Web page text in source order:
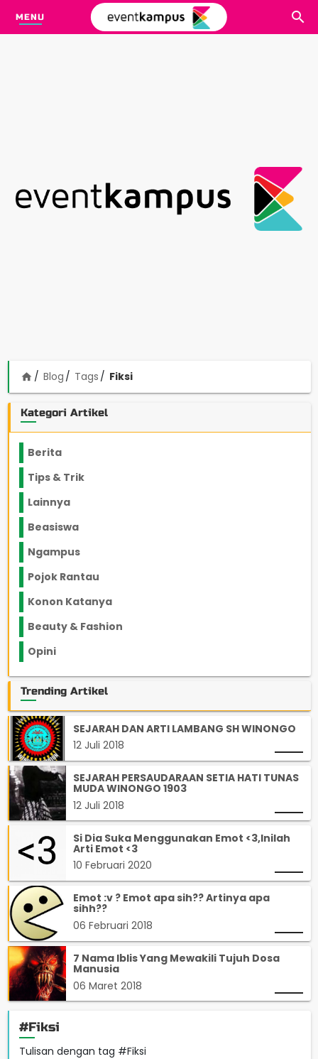
MENU
home Blog Tags Fiksi
Kategori Artikel
Berita
Tips & Trik
Lainnya
Beasiswa
Ngampus
Pojok Rantau
Konon Katanya
Beauty & Fashion
Opini
Trending Artikel
SEJARAH DAN ARTI LAMBANG SH WINONGO
12 Juli 2018
SEJARAH PERSAUDARAAN SETIA HATI TUNAS
MUDA WINONGO 1903
12 Juli 2018
Si Dia Suka Menggunakan Emot <3,Inilah
Arti Emot <3
10 Februari 2020
Emot :v ? Emot apa sih?? Artinya apa
sihh??
06 Februari 2018
7 Nama Iblis Yang Mewakili Tujuh Dosa
Manusia
06 Maret 2018
#Fiksi
Tulisan dengan tag #Fiksi